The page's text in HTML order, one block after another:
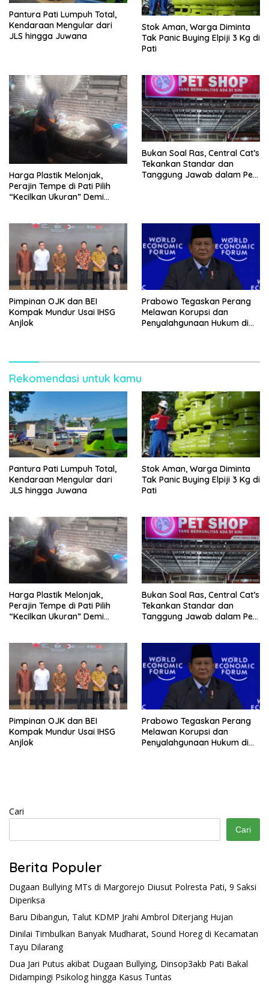
Pantura Pati Lumpuh Total,
Kendaraan Mengular dari
JLS hingga Juwana
Stok Aman, Warga Diminta
Tak Panic Buying Elpiji 3 Kg di
Pati
Harga Plastik Melonjak,
Perajin Tempe di Pati Pilih
“Kecilkan Ukuran” Demi
Bukan Soal Ras, Central Cat’s
Tekankan Standar dan
Tanggung Jawab dalam Pet
Pimpinan OJK dan BEI
Kompak Mundur Usai IHSG
Anjlok
Prabowo Tegaskan Perang
Melawan Korupsi dan
Penyalahgunaan Hukum di
Rekomendasi untuk kamu
Pantura Pati Lumpuh Total,
Kendaraan Mengular dari
JLS hingga Juwana
Stok Aman, Warga Diminta
Tak Panic Buying Elpiji 3 Kg di
Pati
Harga Plastik Melonjak,
Perajin Tempe di Pati Pilih
“Kecilkan Ukuran” Demi
Bukan Soal Ras, Central Cat’s
Tekankan Standar dan
Tanggung Jawab dalam Pet
Pimpinan OJK dan BEI
Kompak Mundur Usai IHSG
Anjlok
Prabowo Tegaskan Perang
Melawan Korupsi dan
Penyalahgunaan Hukum di
Cari
Cari
Berita Populer
Dugaan Bullying MTs di Margorejo Diusut Polresta Pati, 9 Saksi
Diperiksa
Baru Dibangun, Talut KDMP Jrahi Ambrol Diterjang Hujan
Dinilai Timbulkan Banyak Mudharat, Sound Horeg di Kecamatan
Tayu Dilarang
Dua Jari Putus akibat Dugaan Bullying, Dinsop3akb Pati Bakal
Didampingi Psikolog hingga Kasus Tuntas